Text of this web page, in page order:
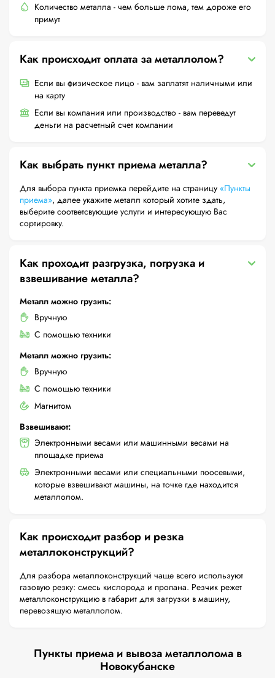
Количество металла - чем больше лома, тем дороже его
примут
Как происходит оплата за металлолом?
Если вы физическое лицо - вам заплатят наличными или
на карту
Если вы компания или производство - вам переведут
деньги на расчетный счет компании
Как выбрать пункт приема металла?
Для выбора пункта приемка перейдите на страницу «Пункты
приема», далее укажите металл который хотите здать,
выберите соответсвующие услуги и интересующую Вас
сортировку.
Как проходит разгрузка, погрузка и
взвешивание металла?
Металл можно грузить:
Вручную
С помощью техники
Металл можно грузить:
Вручную
С помощью техники
Магнитом
Взвешивают:
Электронными весами или машинными весами на
площадке приема
Электронными весами или специальными поосевыми,
которые взвешивают машины, на точке где находится
металлолом.
Как происходит разбор и резка
металлоконструкций?
Для разбора металлоконструкций чаще всего используют
газовую резку: смесь кислорода и пропана. Резчик режет
металлоконструкцию в габарит для загрузки в машину,
перевозящую металлолом.
Пункты приема и вывоза металлолома в
Новокубанске